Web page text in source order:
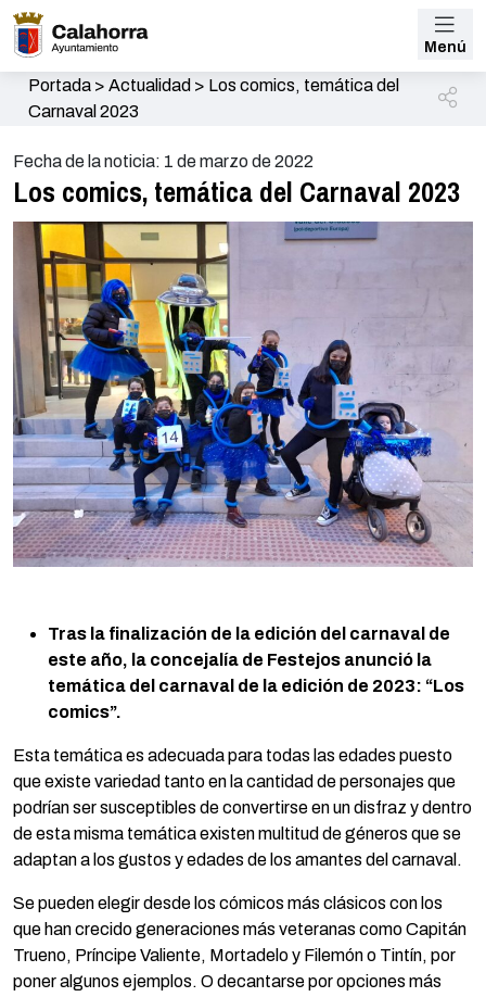
Menú
Portada> Actualidad > Los comics, temática del
Carnaval 2023
Fecha de la noticia: 1 de marzo de 2022
Los comics, temática del Carnaval 2023
Tras la finalización de la edición del carnaval de
este año, la concejalía de Festejos anunció la
temática del carnaval de la edición de 2023: “Los
comics”.
Esta temática es adecuada para todas las edades puesto
que existe variedad tanto en la cantidad de personajes que
podrían ser susceptibles de convertirse en un disfraz y dentro
de esta misma temática existen multitud de géneros que se
adaptan a los gustos y edades de los amantes del carnaval.
Se pueden elegir desde los cómicos más clásicos con los
que han crecido generaciones más veteranas como Capitán
Trueno, Príncipe Valiente, Mortadelo y Filemón o Tintín, por
poner algunos ejemplos. O decantarse por opciones más